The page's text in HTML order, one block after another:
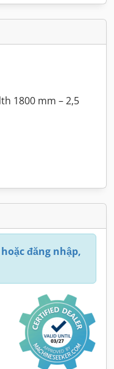
1800 mm – 2,5
đăng nhập,